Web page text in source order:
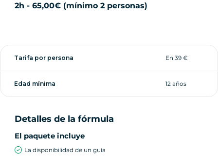
2h - 65,00€ (mínimo 2 personas)
Tarifa por persona En 39 €
Edad mínima 12 años
Detalles de la fórmula
El paquete incluye
La disponibilidad de un guía